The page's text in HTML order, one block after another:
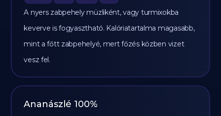
A nyers zabpehely müzliként, vagy turmixokba
keverve is fogyasztható. Kalóriatartalma magasabb,
mint a főtt zabpehelyé, mert főzés közben vizet
vesz fel.
Ananászlé 100%